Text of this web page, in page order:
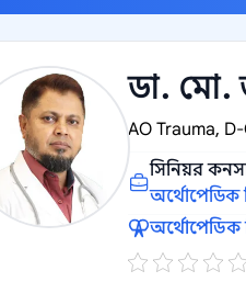
ডা. মো.
AO Trauma, D-
সিনিয়র
অর্থোপেডিক
অর্থোপেডিক